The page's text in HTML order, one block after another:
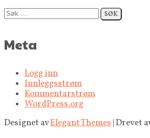
Søk
etter:
Meta
Logg inn
Innleggsstrøm
Kommentarstrøm
WordPress.org
Designet avElegant Themes | Drevet